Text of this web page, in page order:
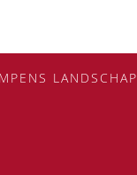
LANDSCHAP